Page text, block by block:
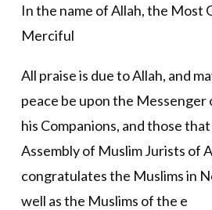
In the name of Allah, the Most
Merciful
All praise is due to Allah, and
peace be upon the Messenger
his Companions, and those
Assembly of Muslim Jurists of
congratulates the Muslims in
well as the Muslims of the e